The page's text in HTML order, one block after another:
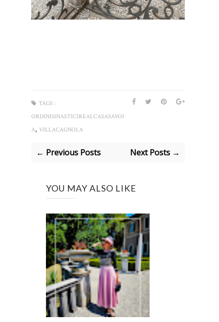
TAGS :
ORDINISINASTICIREALCASASAVOI
A, VILLACAGNOLA
← Previous Posts Next Posts →
YOU MAY ALSO LIKE